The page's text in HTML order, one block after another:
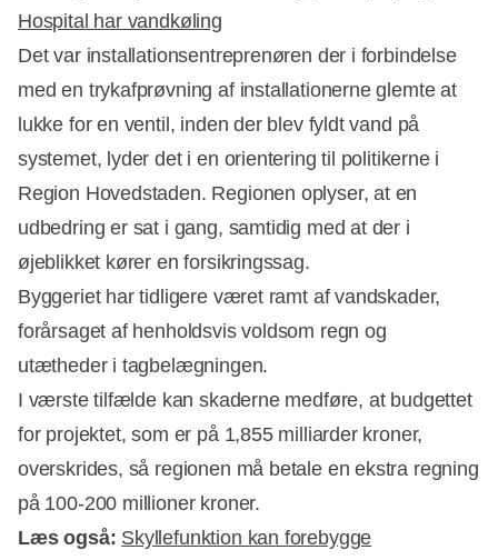
Hospital har vandkøling
Det var installationsentreprenøren der i forbindelse
med en trykafprøvning af installationerne glemte at
lukke for en ventil, inden der blev fyldt vand på
systemet, lyder det i en orientering til politikerne i
Region Hovedstaden. Regionen oplyser, at en
udbedring er sat i gang, samtidig med at der i
øjeblikket kører en forsikringssag.
Byggeriet har tidligere været ramt af vandskader,
forårsaget af henholdsvis voldsom regn og
utætheder i tagbelægningen.
I værste tilfælde kan skaderne medføre, at budgettet
for projektet, som er på 1,855 milliarder kroner,
overskrides, så regionen må betale en ekstra regning
på 100-200 millioner kroner.
Læs også: Skyllefunktion kan forebygge